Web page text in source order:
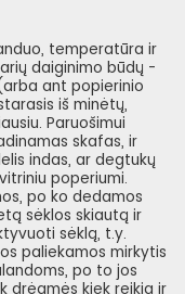
temperatūra ir
daiginimo būdų -
ant popierinio
iš minėtų,
Paruošimui
skafas, ir
indas, ar degtukų
poperiumi.
po ko dedamos
sėklos skiautą ir
sėklą, t.y.
paliekamos mirkytis
po to jos
drėgmės kiek reikia ir